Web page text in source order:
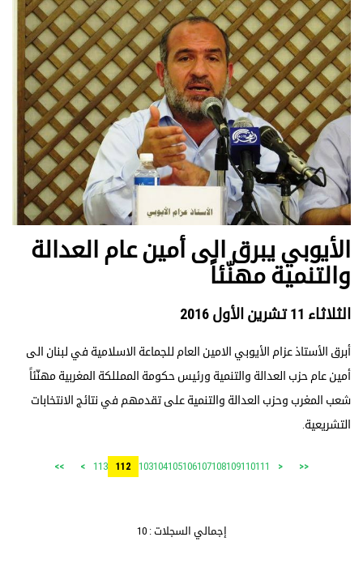
الأيوبي يبرق الى أمين عام العدالة
والتنمية مهنّئاً
الثلاثاء 11 تشرين الأول 2016
أبرق الأستاذ عزام الأيوبي الامين العام للجماعة الاسلامية في لبنان الى
أمين عام حزب العدالة والتنمية ورئيس حكومة الممللكة المغربية مهنّئاً
شعب المغرب وحزب العدالة والتنمية على تقدمهم في نتائج الانتخابات
التشريعية.
<<
<
103104105106107108109110111
112
113
>
>>
إجمالي السجلات : 10